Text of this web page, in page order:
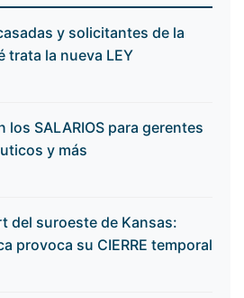
y solicitantes de la
trata la nueva LEY
SALARIOS para gerentes
y más
del suroeste de Kansas:
provoca su CIERRE temporal